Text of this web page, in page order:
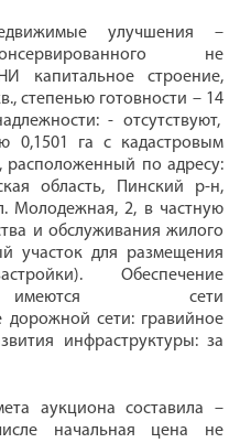
улучшения –
не
капитальное строение,
степенью готовности – 14
- отсутствуют,
0,1501 га с кадастровым
расположенный по адресу:
область, Пинский р-н,
Молодежная, 2, в частную
и обслуживания жилого
участок для размещения
Обеспечение
имеются сети
дорожной сети: гравийное
инфраструктуры: за
аукциона составила –
начальная цена не